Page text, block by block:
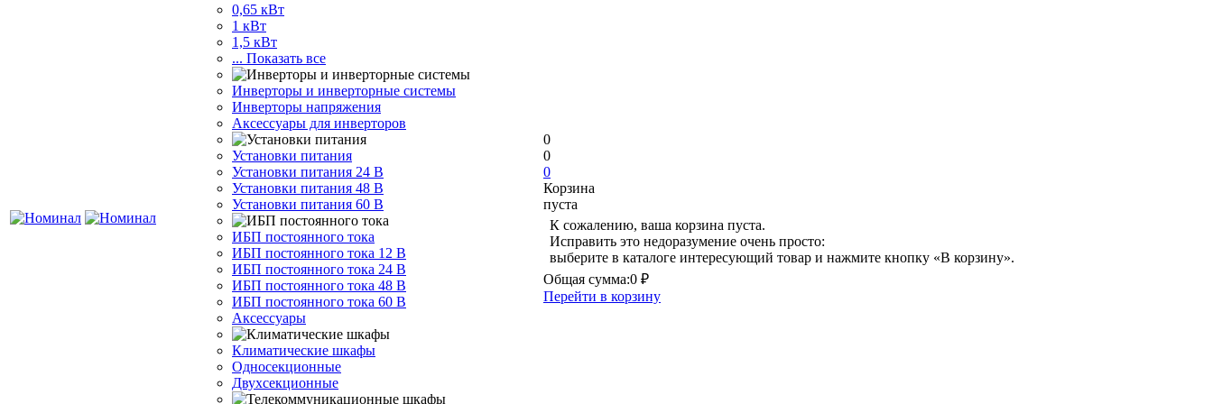
0,65 кВт
1 кВт
1,5 кВт
... Показать все
Инверторы и инверторные системы
Инверторы напряжения
Аксессуары для инверторов
Установки питания
Установки питания 24 В
Установки питания 48 В
Установки питания 60 В
ИБП постоянного тока
ИБП постоянного тока 12 В
ИБП постоянного тока 24 В
ИБП постоянного тока 48 В
ИБП постоянного тока 60 В
Аксессуары
Климатические шкафы
Односекционные
Двухсекционные
0
0
0
Корзина
пуста
К сожалению, ваша корзина пуста.
Исправить это недоразумение очень просто:
выберите в каталоге интересующий товар и нажмите кнопку «В корзину».
Общая сумма:0 ₽
Перейти в корзину